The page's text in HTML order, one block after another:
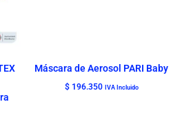
Máscara de Aerosol PARI Baby
$196.350 IVA Incluido